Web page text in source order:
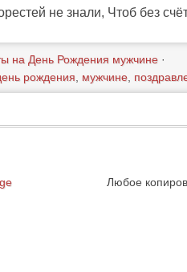
не знали, Чтоб без
на День Рождения мужчине ·
рождения мужчине
Любое